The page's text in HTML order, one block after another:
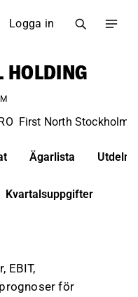
Logga in
HOLDING
First North Stockholm
Ägarlista
Kvartalsuppgifter
EBIT,
för